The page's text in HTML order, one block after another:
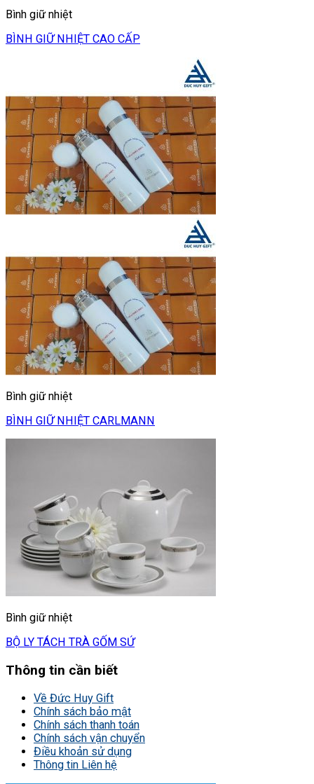
Bình giữ nhiệt
BÌNH GIỮ NHIỆT CAO CẤP
Bình giữ nhiệt
BÌNH GIỮ NHIỆT CARLMANN
Bình giữ nhiệt
BỘ LY TÁCH TRÀ GỐM SỨ
Thông tin cần biết
Về Đức Huy Gift
Chính sách bảo mật
Chính sách thanh toán
Chính sách vận chuyển
Điều khoản sử dụng
Thông tin Liên hệ